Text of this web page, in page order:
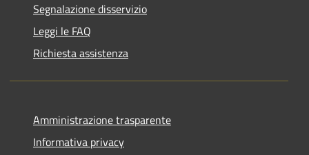
Segnalazione disservizio
Leggi le FAQ
Richiesta assistenza
Amministrazione trasparente
Informativa privacy